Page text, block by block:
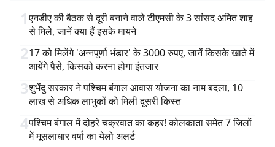
1एनडीए की बैठक से दूरी बनाने वाले टीएमसी के 3 सांसद अमित शाह
से मिले, जानें क्या हैं इसके मायने
217 को मिलेंगे 'अन्नपूर्णा भंडार' के 3000 रुपए, जानें किसके खाते में
आयेंगे पैसे, किसको करना होगा इंतजार
3शुभेंदु सरकार ने पश्चिम बंगाल आवास योजना का नाम बदला, 10
लाख से अधिक लाभुकों को मिली दूसरी किस्त
4पश्चिम बंगाल में दोहरे चक्रवात का कहर! कोलकाता समेत 7 जिलों
में मूसलाधार वर्षा का येलो अलर्ट